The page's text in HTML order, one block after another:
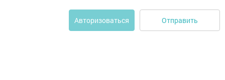
Авторизоваться Отправить